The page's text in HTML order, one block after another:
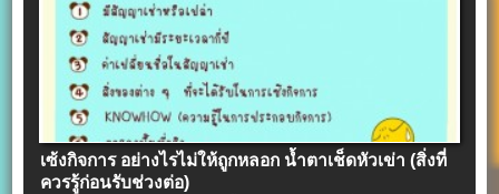
เซ้งกิจการ อย่างไรไม่ให้ถูกหลอก น้ำตาเช็ดหัวเข่า (สิ่งที่
ควรรู้ก่อนรับช่วงต่อ)